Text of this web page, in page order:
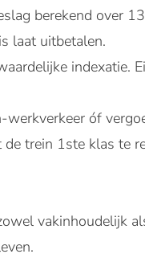
berekend over
laat uitbetalen.
indexatie.
óf
trein 1ste klas te
vakinhoudelijk